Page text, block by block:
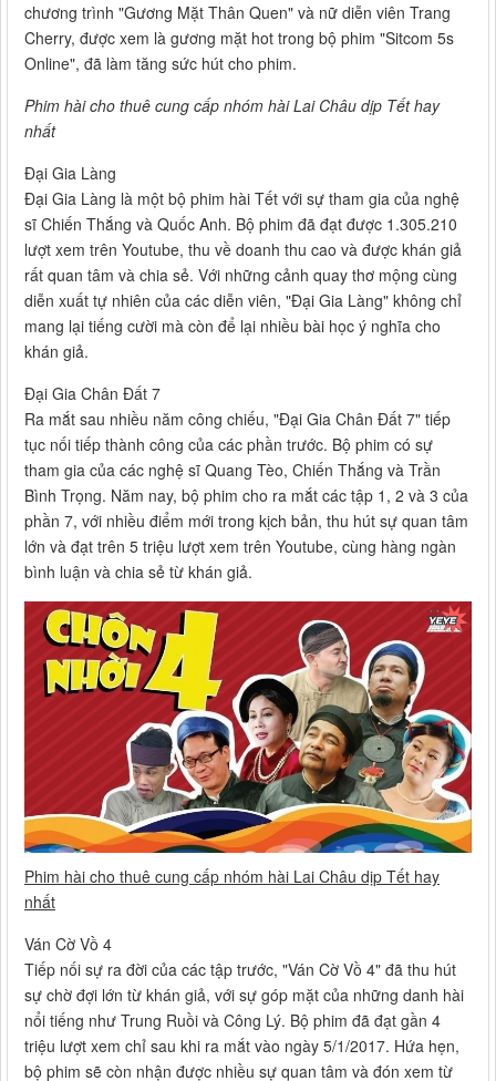
chương trình "Gương Mặt Thân Quen" và nữ diễn viên Trang
Cherry, được xem là gương mặt hot trong bộ phim "Sitcom 5s
Online", đã làm tăng sức hút cho phim.
Phim hài cho thuê cung cấp nhóm hài Lai Châu dịp Tết hay
nhất
Đại Gia Làng
Đại Gia Làng là một bộ phim hài Tết với sự tham gia của nghệ
sĩ Chiến Thắng và Quốc Anh. Bộ phim đã đạt được 1.305.210
lượt xem trên Youtube, thu về doanh thu cao và được khán giả
rất quan tâm và chia sẻ. Với những cảnh quay thơ mộng cùng
diễn xuất tự nhiên của các diễn viên, "Đại Gia Làng" không chỉ
mang lại tiếng cười mà còn để lại nhiều bài học ý nghĩa cho
khán giả.
Đại Gia Chân Đất 7
Ra mắt sau nhiều năm công chiếu, "Đại Gia Chân Đất 7" tiếp
tục nối tiếp thành công của các phần trước. Bộ phim có sự
tham gia của các nghệ sĩ Quang Tèo, Chiến Thắng và Trần
Bình Trọng. Năm nay, bộ phim cho ra mắt các tập 1, 2 và 3 của
phần 7, với nhiều điểm mới trong kịch bản, thu hút sự quan tâm
lớn và đạt trên 5 triệu lượt xem trên Youtube, cùng hàng ngàn
bình luận và chia sẻ từ khán giả.
Phim hài cho thuê cung cấp nhóm hài Lai Châu dịp Tết hay
nhất
Ván Cờ Vồ 4
Tiếp nối sự ra đời của các tập trước, "Ván Cờ Vồ 4" đã thu hút
sự chờ đợi lớn từ khán giả, với sự góp mặt của những danh hài
nổi tiếng như Trung Ruồi và Công Lý. Bộ phim đã đạt gần 4
triệu lượt xem chỉ sau khi ra mắt vào ngày 5/1/2017. Hứa hẹn,
bộ phim sẽ còn nhận được nhiều sự quan tâm và đón xem từ